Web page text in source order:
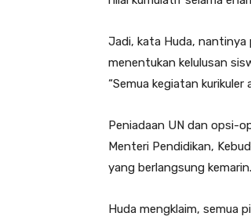
Jadi, kata Huda, nantinya
menentukan kelulusan
“Semua kegiatan
Peniadaan UN dan opsi-
Menteri Pendidikan,
yang berlangsung kemarin.
Huda mengklaim, semua